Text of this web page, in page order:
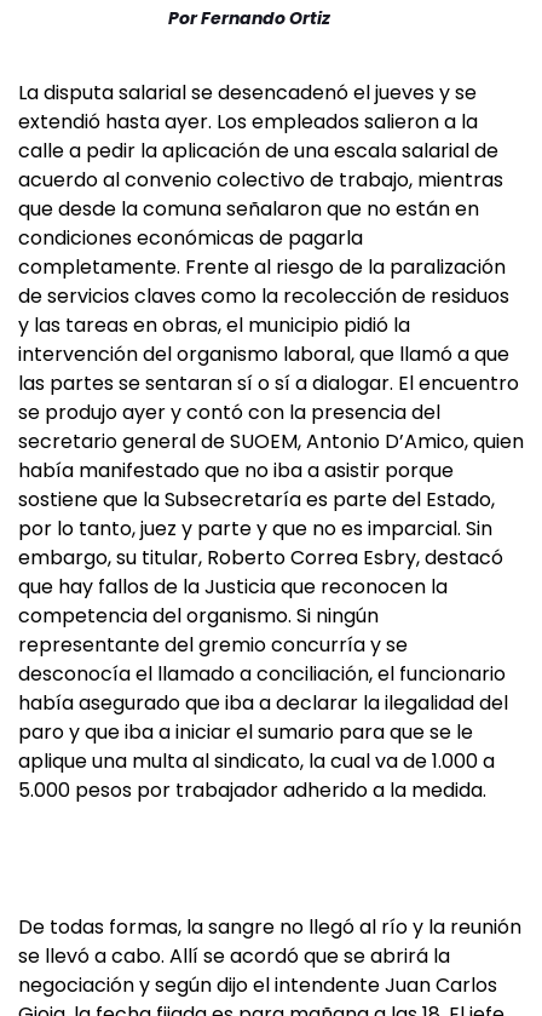
PorFernando Ortiz
La disputa salarial se desencadenó el jueves y se
extendió hasta ayer. Los empleados salieron a la
calle a pedir la aplicación de una escala salarial de
acuerdo al convenio colectivo de trabajo, mientras
que desde la comuna señalaron que no están en
condiciones económicas de pagarla
completamente. Frente al riesgo de la paralización
de servicios claves como la recolección de residuos
y las tareas en obras, el municipio pidió la
intervención del organismo laboral, que llamó a que
las partes se sentaran sí o sí a dialogar. El encuentro
se produjo ayer y contó con la presencia del
secretario general de SUOEM, Antonio D’Amico, quien
había manifestado que no iba a asistir porque
sostiene que la Subsecretaría es parte del Estado,
por lo tanto, juez y parte y que no es imparcial. Sin
embargo, su titular, Roberto Correa Esbry, destacó
que hay fallos de la Justicia que reconocen la
competencia del organismo. Si ningún
representante del gremio concurría y se
desconocía el llamado a conciliación, el funcionario
había asegurado que iba a declarar la ilegalidad del
paro y que iba a iniciar el sumario para que se le
aplique una multa al sindicato, la cual va de 1.000 a
5.000 pesos por trabajador adherido a la medida.
De todas formas, la sangre no llegó al río y la reunión
se llevó a cabo. Allí se acordó que se abrirá la
negociación y según dijo el intendente Juan Carlos